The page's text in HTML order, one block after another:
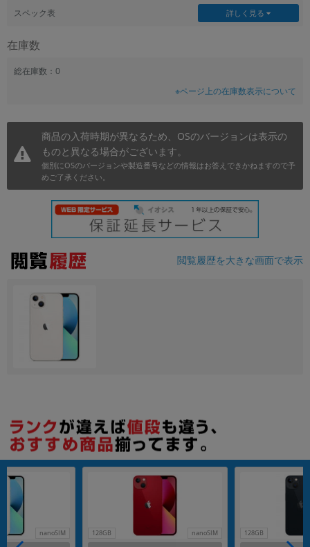
スペック表 詳しく見る
在庫数
総在庫数：0
※ページ上の在庫数表示について
商品の入荷時期が異なるため、OSのバージョンは表示の
ものと異なる場合がございます。
個別にOSのバージョンや製造番号などの情報はお答えできかねますので予
めご了承ください。
閲覧履歴を大きな画面で表示
nanoSIM 128GB nanoSIM 128GB
年 月 まで
各項目のチェックボックスは「or検索」となります。
ただし機能別のみ「and検索」となります。